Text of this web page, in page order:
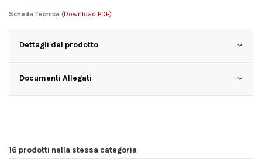
Scheda Tecnica (Download PDF)
Dettagli del prodotto
Documenti Allegati
16 prodotti nella stessa categoria